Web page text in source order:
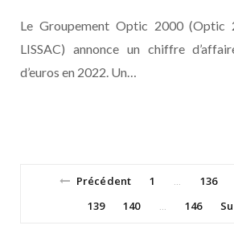
Le Groupement Optic 2000 (Optic
LISSAC) annonce un chiffre
d’euros en 2022. Un…
Précédent 1 … 136
139
140 … 146